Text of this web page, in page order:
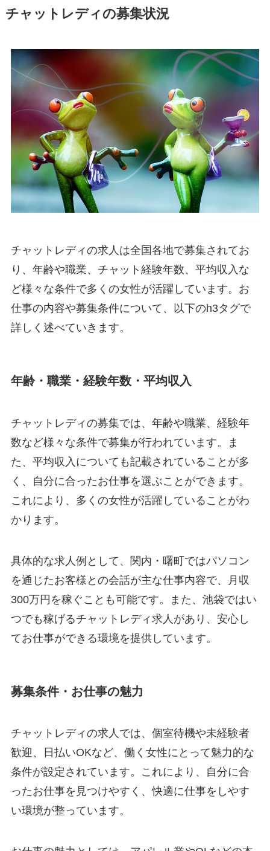
チャットレディの募集状況
チャットレディの求人は全国各地で募集されてお
り、年齢や職業、チャット経験年数、平均収入な
ど様々な条件で多くの女性が活躍しています。お
仕事の内容や募集条件について、以下のh3タグで
詳しく述べていきます。
年齢・職業・経験年数・平均収入
チャットレディの募集では、年齢や職業、経験年
数など様々な条件で募集が行われています。ま
た、平均収入についても記載されていることが多
く、自分に合ったお仕事を選ぶことができます。
これにより、多くの女性が活躍していることがわ
かります。
具体的な求人例として、関内・曙町ではパソコン
を通じたお客様との会話が主な仕事内容で、月収
300万円を稼ぐことも可能です。また、池袋ではい
つでも稼げるチャットレディ求人があり、安心し
てお仕事ができる環境を提供しています。
募集条件・お仕事の魅力
チャットレディの求人では、個室待機や未経験者
歓迎、日払いOKなど、働く女性にとって魅力的な
条件が設定されています。これにより、自分に合
ったお仕事を見つけやすく、快適に仕事をしやす
い環境が整っています。